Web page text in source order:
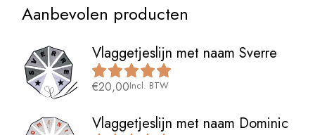
Aanbevolen producten
Vlaggetjeslijn met naam Sverre
€20,00Incl. BTW
Vlaggetjeslijn met naam Dominic